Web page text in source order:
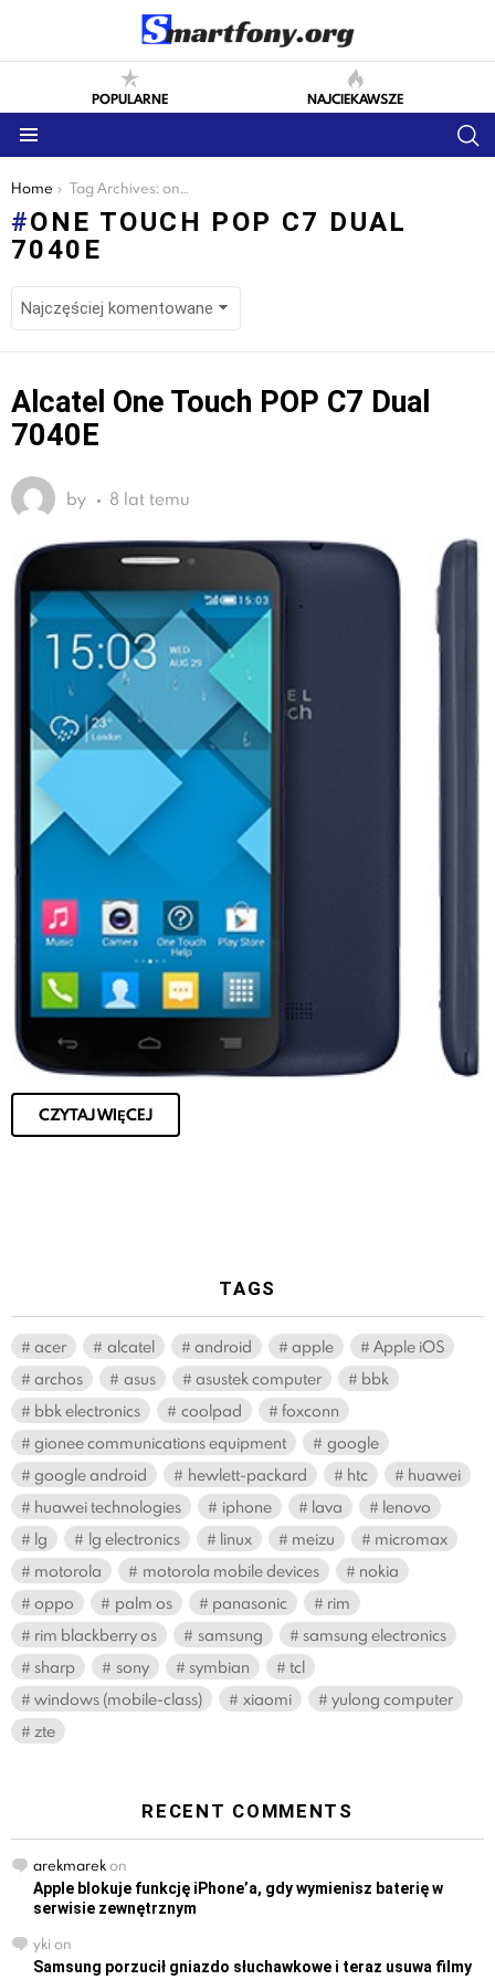
POPULARNE NAJCIEKAWSZE
You are here:
Home Tag Archives: one touch pop c7 dual 7040e
ONE TOUCH POP C7 DUAL
7040E
LATEST
STORIES
Alcatel One Touch POP C7 Dual
7040E
by 8 lat temu
CZYTAJ WIĘCEJ
TAGS
acer alcatel android apple
Apple iOS
archos
asus asustek computer
bbk
bbk electronics
coolpad
foxconn
gionee communications equipment
google
google android
hewlett-packard htc
huawei
huawei technologies
iphone lava
lenovo
lg
lg electronics linux meizu
micromax
motorola
motorola mobile devices
nokia
oppo
palm os panasonic
rim
rim blackberry os
samsung
samsung electronics
sharp
sony symbian
tcl
windows (mobile-class)
xiaomi
yulong computer
zte
RECENT COMMENTS
arekmarekon
Apple blokuje funkcję iPhone’a, gdy wymienisz baterię w
serwisie zewnętrznym
yki on
Samsung porzucił gniazdo słuchawkowe i teraz usuwa filmy